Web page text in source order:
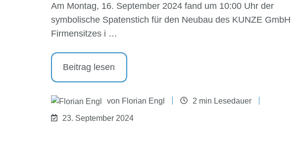
Am Montag, 16. September 2024 fand um 10:00 Uhr der
symbolische Spatenstich für den Neubau des KUNZE GmbH
Firmensitzes i …
Beitrag lesen
von Florian Engl
2 min Lesedauer
23. September 2024